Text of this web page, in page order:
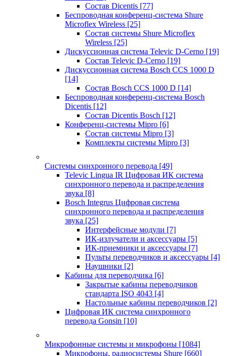
Состав Dicentis [77]
Беспроводная конференц-система Shure
Microflex Wireless [25]
Состав системы Shure Microflex
Wireless [25]
Дискуссионная система Televic D-Cerno [19]
Состав Televic D-Cerno [19]
Дискуссионная система Bosch CCS 1000 D
[14]
Состав Bosch CCS 1000 D [14]
Беспроводная конференц-система Bosch
Dicentis [12]
Состав Dicentis Bosch [12]
Конференц-системы Mipro [6]
Состав системы Mipro [3]
Комплекты системы Mipro [3]
Системы синхронного перевода [49]
Televic Lingua IR Цифровая ИК система
синхронного перевода и распределения
звука [8]
Bosch Integrus Цифровая система
синхронного перевода и распределения
звука [25]
Интерфейсные модули [7]
ИК-излучатели и аксессуары [5]
ИК-приемники и аксессуары [7]
Пульты переводчиков и аксессуары [4]
Наушники [2]
Кабины для переводчика [6]
Закрытые кабины переводчиков
стандарта ISO 4043 [4]
Настольные кабины переводчиков [2]
Цифровая ИК система синхронного
перевода Gonsin [10]
Микрофонные системы и микрофоны [1084]
Микрофоны, радиосистемы Shure [660]